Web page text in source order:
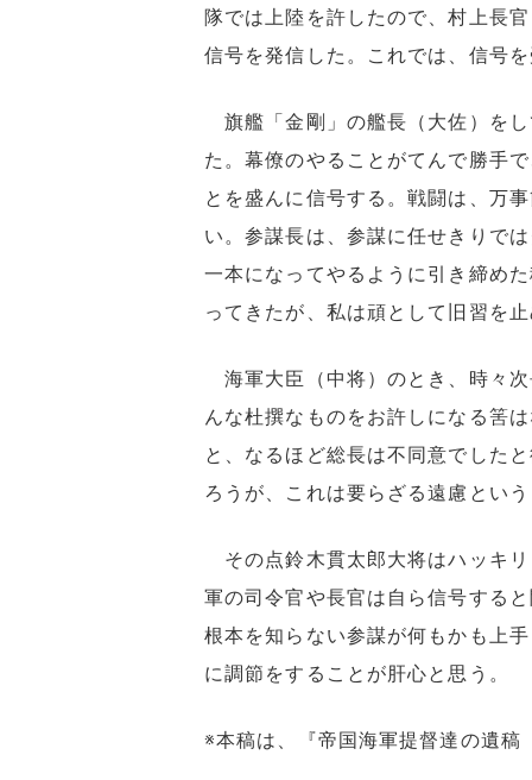
隊では上陸を許したので、村上長
信号を発信した。これでは、信号
旗艦「金剛」の艦長（大佐）を
た。幕僚のやることがてんで勝手
とを盛んに信号する。戦闘は、万
い。参謀長は、参謀に任せきりで
一本になってやるように引き締め
ってきたが、私は頑として旧習を
海軍大臣（中将）のとき、時々
んな杜撰なものをお許しになる筈
と、なるほど総長は不同意でした
ろうが、これは要らざる遠慮とい
その点鈴木貫太郎大将はハッキ
軍の司令官や長官は自ら信号する
根本を知らない参謀が何もかも上
に調節をすることが肝心と思う。
※本稿は、『帝国海軍提督達の遺